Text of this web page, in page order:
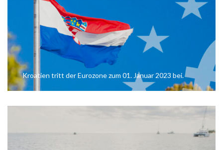
Kroatien tritt der Eurozone zum 01. Januar 2023 bei.